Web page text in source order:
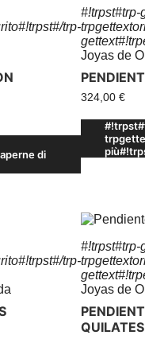
trp-
di
#!trpst#trp-
Joyas de
324,00 €
trp-
#!trpst#trp-
Joyas de
QUILATES